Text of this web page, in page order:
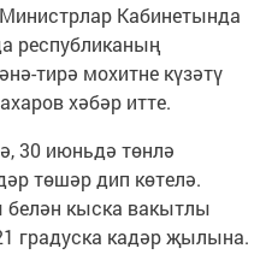
Кабинетында
республиканың
тирә мохитне күзәтү
хәбәр итте.
30 июньдә төнлә
төшәр дип көтелә.
белән кыска вакытлы
градуска кадәр җылына.